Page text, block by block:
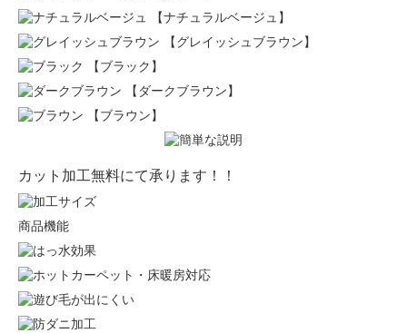
【ナチュラルベージュ】
【グレイッシュブラウン】
【ブラック】
【ダークブラウン】
【ブラウン】
カット加工無料にて承ります！！
商品機能